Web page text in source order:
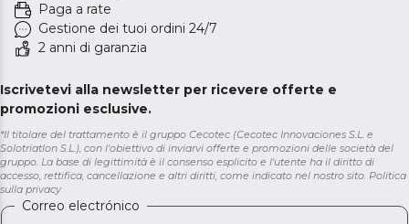
Paga a rate
Gestione dei tuoi ordini 24/7
2 anni di garanzia
Iscrivetevi alla newsletter per ricevere offerte e
promozioni esclusive.
*Il titolare del trattamento è il gruppo Cecotec (Cecotec Innovaciones S.L. e
Solotriatlon S.L.), con l'obiettivo di inviarvi offerte e promozioni delle società del
gruppo. La base di legittimità è il consenso esplicito e l'utente ha il diritto di
accesso, rettifica, cancellazione e altri diritti, come indicato nel nostro sito. Politica
sulla privacy
Correo electrónico